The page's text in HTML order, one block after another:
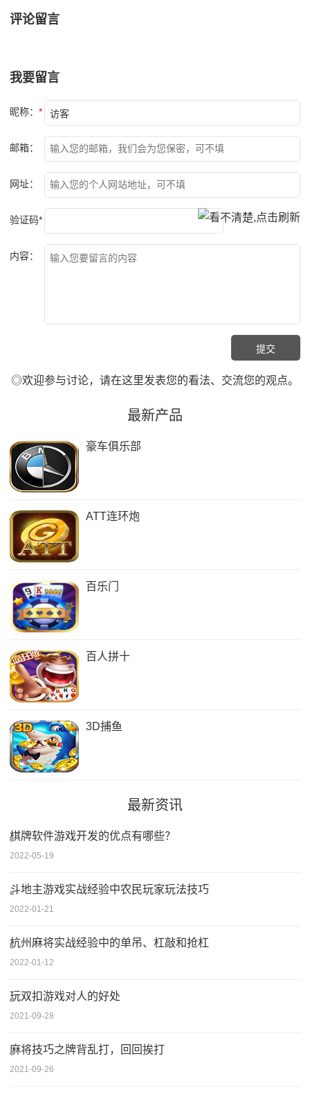
评论留言
我要留言
昵称： *
邮箱：
网址：
验证码*
内容：
◎欢迎参与讨论，请在这里发表您的看法、交流您的观点。
最新产品
豪车俱乐部
ATT连环炮
百乐门
百人拼十
3D捕鱼
最新资讯
棋牌软件游戏开发的优点有哪些？
2022-05-19
斗地主游戏实战经验中农民玩家玩法技巧
2022-01-21
杭州麻将实战经验中的单吊、杠敲和抢杠
2022-01-12
玩双扣游戏对人的好处
2021-09-28
麻将技巧之牌背乱打，回回挨打
2021-09-26